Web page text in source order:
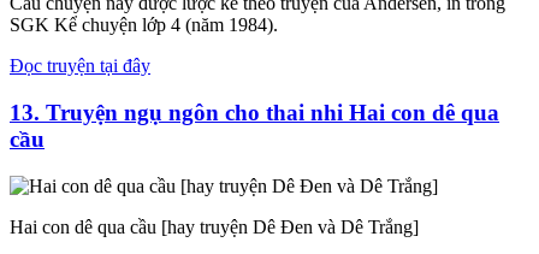
SGK Kể chuyện lớp 4 (năm 1984).
Đọc truyện tại đây
13. Truyện ngụ ngôn cho thai nhi Hai con dê qua
cầu
Hai con dê qua cầu [hay truyện Dê Đen và Dê Trắng]